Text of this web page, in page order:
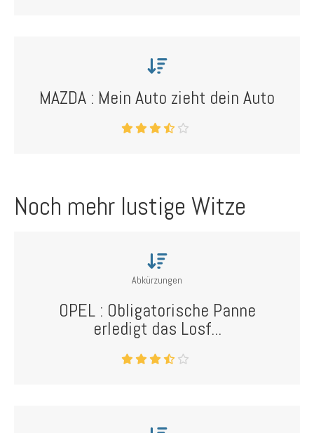
MAZDA : Mein Auto zieht dein Auto
Noch mehr lustige Witze
Abkürzungen
OPEL : Obligatorische Panne
erledigt das Losf...